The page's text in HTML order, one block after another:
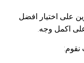
على اختيار افضل
على اكمل وجه.